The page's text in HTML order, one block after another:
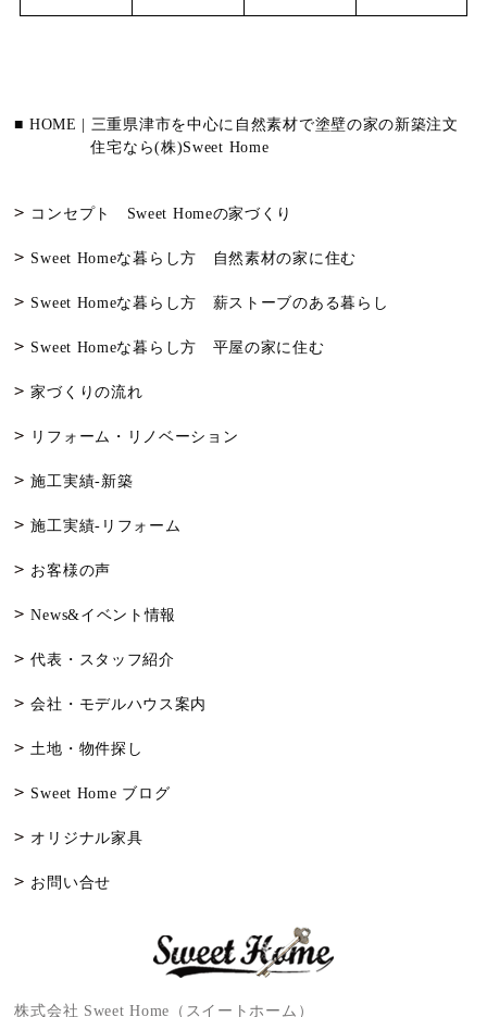
■ HOME | 三重県津市を中心に自然素材で塗壁の家の新築注文
住宅なら(株)Sweet Home
コンセプト Sweet Homeの家づくり
Sweet Homeな暮らし方 自然素材の家に住む
Sweet Homeな暮らし方 薪ストーブのある暮らし
Sweet Homeな暮らし方 平屋の家に住む
家づくりの流れ
リフォーム・リノベーション
施工実績-新築
施工実績-リフォーム
お客様の声
News&イベント情報
代表・スタッフ紹介
会社・モデルハウス案内
土地・物件探し
Sweet Home ブログ
オリジナル家具
お問い合せ
株式会社 Sweet Home（スイートホーム）